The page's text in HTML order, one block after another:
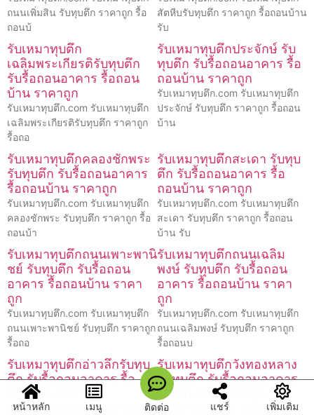
ถนนเพิ่มสิน รับทุบตึก ราคาถูก รื้อ
ถอนบ้
สัตหีบรับทุบตึก ราคาถูก รื้อถอนบ้าน
รับ
รับเหมาทุบตึก
เฉลิมพระเกียรติรับทุบตึก
รับรื้อถอนอาคาร รื้อถอน
บ้าน ราคาถูก
รับเหมาทุบตึก.com รับเหมาทุบตึก
เฉลิมพระเกียรติรับทุบตึก ราคาถูก
รื้อถอ
รับเหมาทุบตึกประจักษ์ รับ
ทุบตึก รับรื้อถอนอาคาร รื้อ
ถอนบ้าน ราคาถูก
รับเหมาทุบตึก.com รับเหมาทุบตึก
ประจักษ์ รับทุบตึก ราคาถูก รื้อถอน
บ้าน
รับเหมาทุบตึกคลองชักพระ
รับทุบตึก รับรื้อถอนอาคาร
รื้อถอนบ้าน ราคาถูก
รับเหมาทุบตึก.com รับเหมาทุบตึก
คลองชักพระ รับทุบตึก ราคาถูก รื้อ
ถอนบ้า
รับเหมาทุบตึกสะเดา รับทุบ
ตึก รับรื้อถอนอาคาร รื้อ
ถอนบ้าน ราคาถูก
รับเหมาทุบตึก.com รับเหมาทุบตึก
สะเดา รับทุบตึก ราคาถูก รื้อถอน
บ้าน รับ
รับเหมาทุบตึกถนนเพาะพานิ
ชย์ รับทุบตึก รับรื้อถอน
อาคาร รื้อถอนบ้าน ราคา
ถูก
รับเหมาทุบตึก.com รับเหมาทุบตึก
ถนนเพาะพานิชย์ รับทุบตึก ราคาถูก
รื้อถอ
รับเหมาทุบตึกถนนเฉลิม
พงษ์ รับทุบตึก รับรื้อถอน
อาคาร รื้อถอนบ้าน ราคา
ถูก
รับเหมาทุบตึก.com รับเหมาทุบตึก
ถนนเฉลิมพงษ์ รับทุบตึก ราคาถูก
รื้อถอนบ
รับเหมาทุบตึกอ่าวลึกรับทุบ
ตึก รับรื้อถอนอาคาร รื้อ
ถอนบ้าน ราคาถูก
รับเหมาทุบตึก.com รับเหมาทุบตึก
รับเหมาทุบตึกวังทองหลาง
รับทุบตึก รับรื้อถอนอาคาร
รื้อถอนบ้าน ราคาถูก
รับเหมาทุบตึก.com รับเหมาทุบตึก
หน้าหลัก เมนู ติดต่อ แชร์ เพิ่มเติม